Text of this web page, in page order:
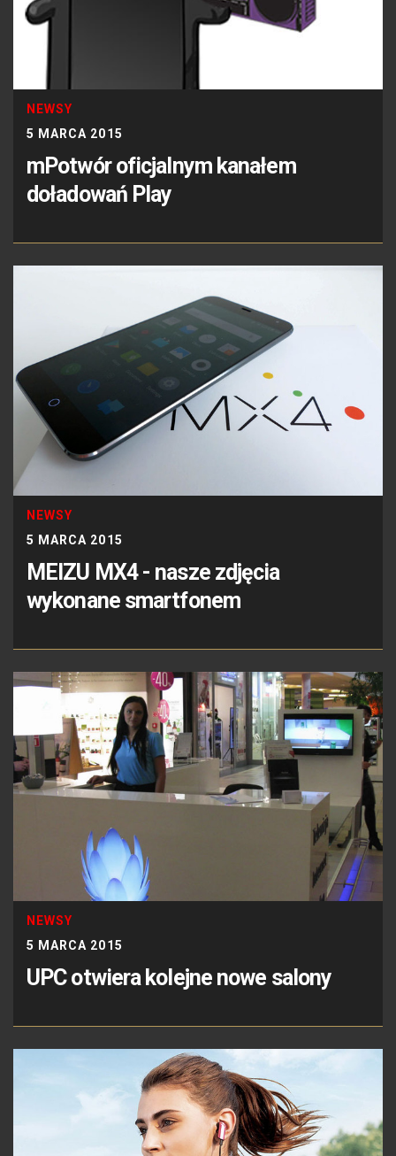
NEWSY
5 MARCA 2015
mPotwór oficjalnym kanałem
doładowań Play
NEWSY
5 MARCA 2015
MEIZU MX4 - nasze zdjęcia
wykonane smartfonem
NEWSY
5 MARCA 2015
UPC otwiera kolejne nowe salony